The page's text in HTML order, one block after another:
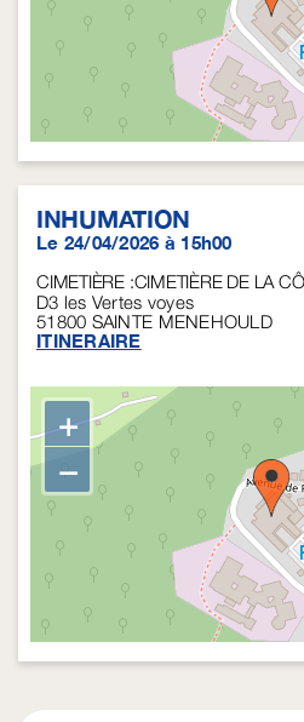
INHUMATION
Le 24/04/2026 à 15h00
CIMETIÈRE :CIMETIÈRE DE LA
D3 les Vertes voyes
51800 SAINTE MENEHOULD
ITINERAIRE
+
−